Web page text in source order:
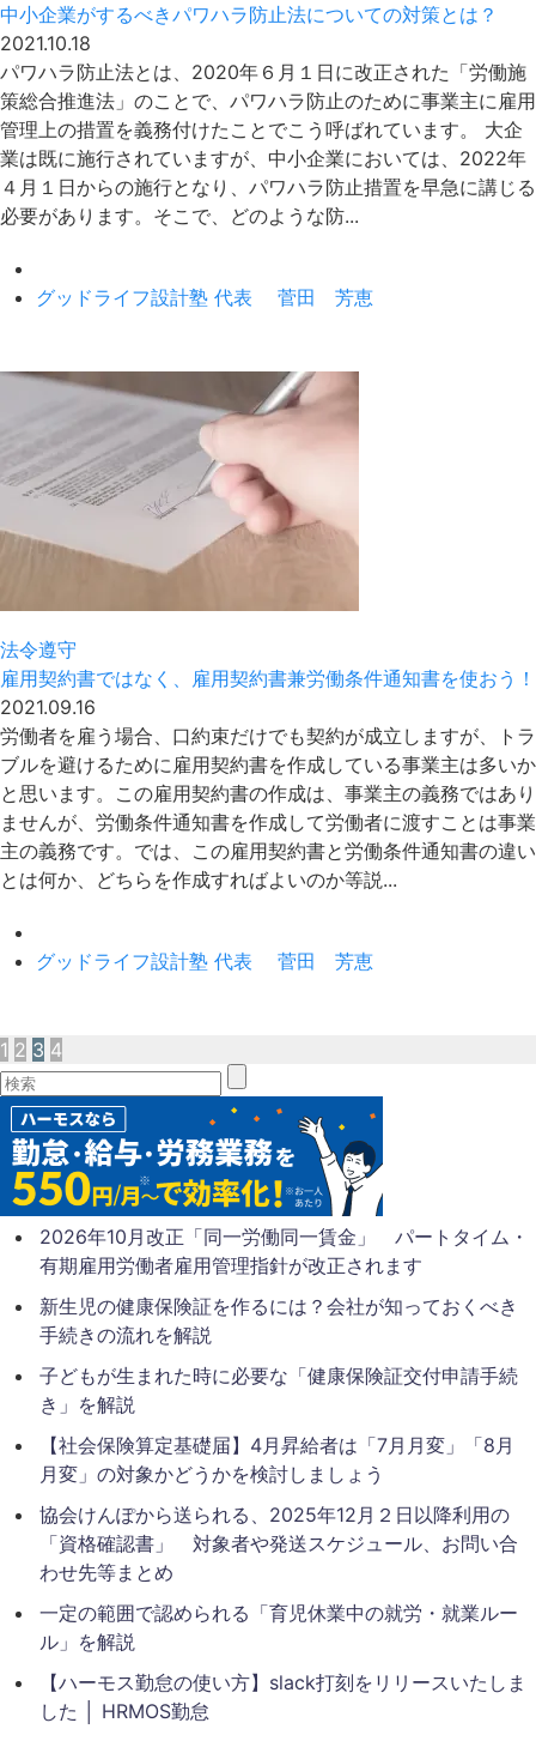
中小企業がするべきパワハラ防止法についての対策とは？
2021.10.18
パワハラ防止法とは、2020年６月１日に改正された「労働施
策総合推進法」のことで、パワハラ防止のために事業主に雇用
管理上の措置を義務付けたことでこう呼ばれています。 大企
業は既に施行されていますが、中小企業においては、2022年
４月１日からの施行となり、パワハラ防止措置を早急に講じる
必要があります。そこで、どのような防...
グッドライフ設計塾 代表 菅田 芳恵
法令遵守
雇用契約書ではなく、雇用契約書兼労働条件通知書を使おう！
2021.09.16
労働者を雇う場合、口約束だけでも契約が成立しますが、トラ
ブルを避けるために雇用契約書を作成している事業主は多いか
と思います。この雇用契約書の作成は、事業主の義務ではあり
ませんが、労働条件通知書を作成して労働者に渡すことは事業
主の義務です。では、この雇用契約書と労働条件通知書の違い
とは何か、どちらを作成すればよいのか等説...
グッドライフ設計塾 代表 菅田 芳恵
1 2 3 4
2026年10月改正「同一労働同一賃金」 パートタイム・
有期雇用労働者雇用管理指針が改正されます
新生児の健康保険証を作るには？会社が知っておくべき
手続きの流れを解説
子どもが生まれた時に必要な「健康保険証交付申請手続
き」を解説
【社会保険算定基礎届】4月昇給者は「7月月変」「8月
月変」の対象かどうかを検討しましょう
協会けんぽから送られる、2025年12月２日以降利用の
「資格確認書」 対象者や発送スケジュール、お問い合
わせ先等まとめ
一定の範囲で認められる「育児休業中の就労・就業ルー
ル」を解説
【ハーモス勤怠の使い方】slack打刻をリリースいたしま
した │ HRMOS勤怠